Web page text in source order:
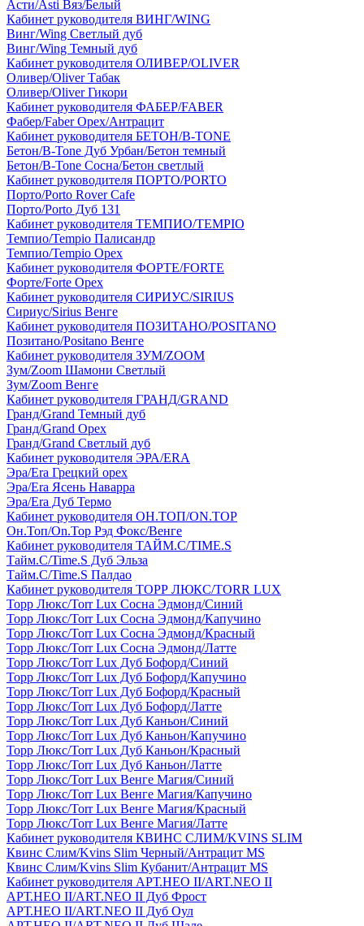
Асти/Asti Вяз/Белый
Кабинет руководителя ВИНГ/WING
Винг/Wing Светлый дуб
Винг/Wing Темный дуб
Кабинет руководителя ОЛИВЕР/OLIVER
Оливер/Oliver Табак
Оливер/Oliver Гикори
Кабинет руководителя ФАБЕР/FABER
Фабер/Faber Орех/Антрацит
Кабинет руководителя БЕТОН/B-TONE
Бетон/B-Tone Дуб Урбан/Бетон темный
Бетон/B-Tone Сосна/Бетон светлый
Кабинет руководителя ПОРТО/PORTO
Порто/Porto Rover Cafe
Порто/Porto Дуб 131
Кабинет руководителя ТЕМПИО/TEMPIO
Темпио/Tempio Палисандр
Темпио/Tempio Орех
Кабинет руководителя ФОРТЕ/FORTE
Форте/Forte Орех
Кабинет руководителя СИРИУС/SIRIUS
Сириус/Sirius Венге
Кабинет руководителя ПОЗИТАНО/POSITANO
Позитано/Positano Венге
Кабинет руководителя ЗУМ/ZOOM
Зум/Zoom Шамони Светлый
Зум/Zoom Венге
Кабинет руководителя ГРАНД/GRAND
Гранд/Grand Темный дуб
Гранд/Grand Орех
Гранд/Grand Светлый дуб
Кабинет руководителя ЭРА/ERA
Эра/Era Грецкий орех
Эра/Era Ясень Наварра
Эра/Era Дуб Термо
Кабинет руководителя ОН.ТОП/ON.TOP
Он.Топ/On.Top Рэд Фокс/Венге
Кабинет руководителя ТАЙМ.С/TIME.S
Тайм.С/Time.S Дуб Эльза
Тайм.С/Time.S Палдао
Кабинет руководителя ТОРР ЛЮКС/TORR LUX
Торр Люкс/Torr Lux Сосна Эдмонд/Синий
Торр Люкс/Torr Lux Сосна Эдмонд/Капучино
Торр Люкс/Torr Lux Сосна Эдмонд/Красный
Торр Люкс/Torr Lux Сосна Эдмонд/Латте
Торр Люкс/Torr Lux Дуб Бофорд/Синий
Торр Люкс/Torr Lux Дуб Бофорд/Капучино
Торр Люкс/Torr Lux Дуб Бофорд/Красный
Торр Люкс/Torr Lux Дуб Бофорд/Латте
Торр Люкс/Torr Lux Дуб Каньон/Синий
Торр Люкс/Torr Lux Дуб Каньон/Капучино
Торр Люкс/Torr Lux Дуб Каньон/Красный
Торр Люкс/Torr Lux Дуб Каньон/Латте
Торр Люкс/Torr Lux Венге Магия/Синий
Торр Люкс/Torr Lux Венге Магия/Капучино
Торр Люкс/Torr Lux Венге Магия/Красный
Торр Люкс/Torr Lux Венге Магия/Латте
Кабинет руководителя КВИНС СЛИМ/KVINS SLIM
Квинс Слим/Kvins Slim Черный/Антрацит MS
Квинс Слим/Kvins Slim Кубанит/Антрацит MS
Кабинет руководителя АРТ.НЕО II/ART.NEO II
АРТ.НЕО II/ART.NEO II Дуб Фрост
АРТ.НЕО II/ART.NEO II Дуб Оул